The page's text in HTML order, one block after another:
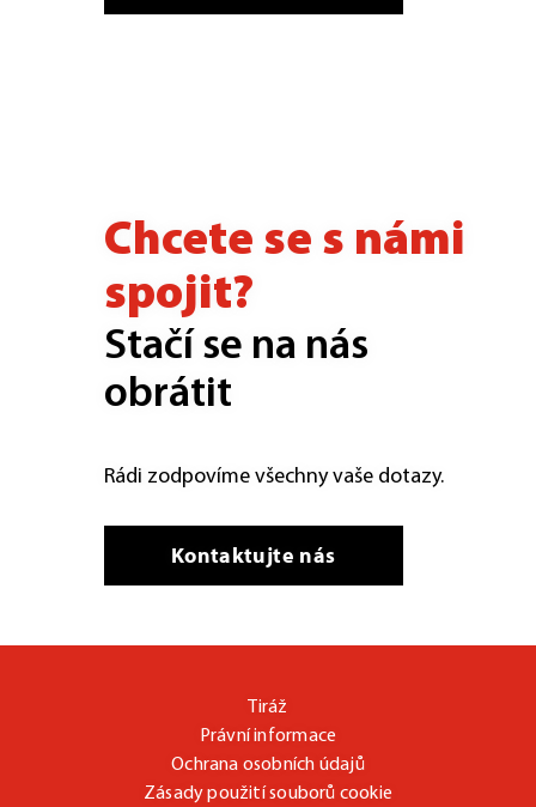
Chcete se s námi
spojit?
Stačí se na nás
obrátit
Rádi zodpovíme všechny vaše dotazy.
Kontaktujte nás
Tiráž
Právní informace
Ochrana osobních údajů
Zásady použití souborů cookie